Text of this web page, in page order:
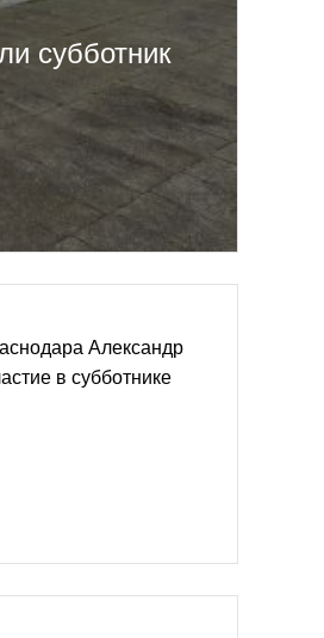
субботник
Александр
в субботнике